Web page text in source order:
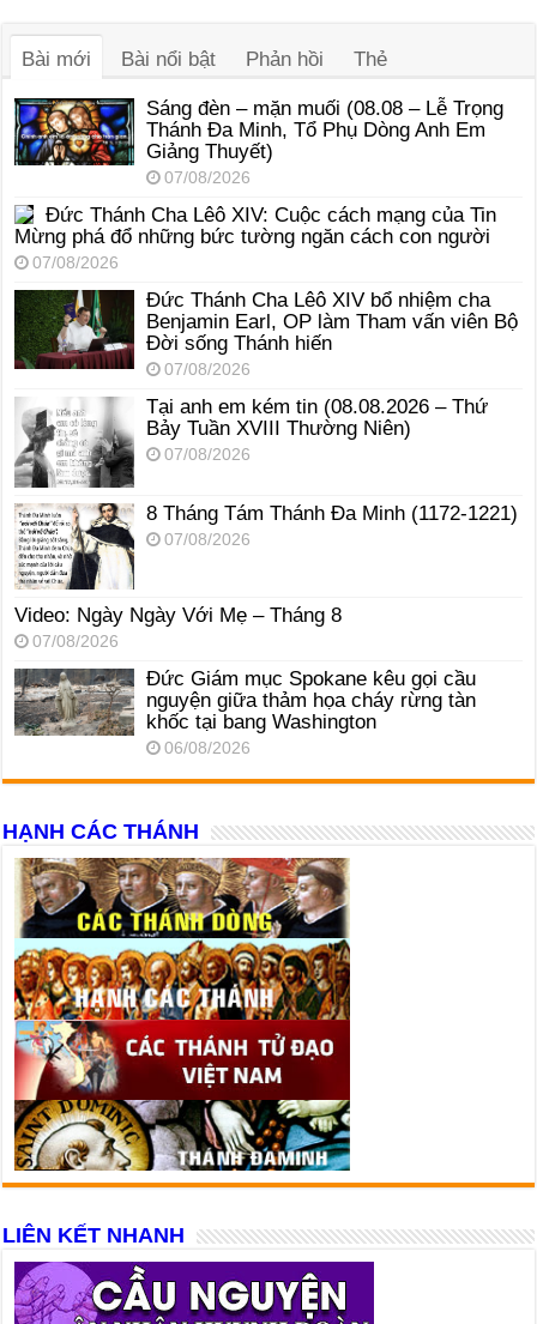
Bài mới
Bài nổi bật Phản hồi Thẻ
Sáng đèn – mặn muối (08.08 – Lễ Trọng
Thánh Đa Minh, Tổ Phụ Dòng Anh Em
Giảng Thuyết)
07/08/2026
Đức Thánh Cha Lêô XIV: Cuộc cách mạng của Tin
Mừng phá đổ những bức tường ngăn cách con người
07/08/2026
Đức Thánh Cha Lêô XIV bổ nhiệm cha
Benjamin Earl, OP làm Tham vấn viên Bộ
Đời sống Thánh hiến
07/08/2026
Tại anh em kém tin (08.08.2026 – Thứ
Bảy Tuần XVIII Thường Niên)
07/08/2026
8 Tháng Tám Thánh Ða Minh (1172-1221)
07/08/2026
Video: Ngày Ngày Với Mẹ – Tháng 8
07/08/2026
Đức Giám mục Spokane kêu gọi cầu
nguyện giữa thảm họa cháy rừng tàn
khốc tại bang Washington
06/08/2026
HẠNH CÁC THÁNH
LIÊN KẾT NHANH